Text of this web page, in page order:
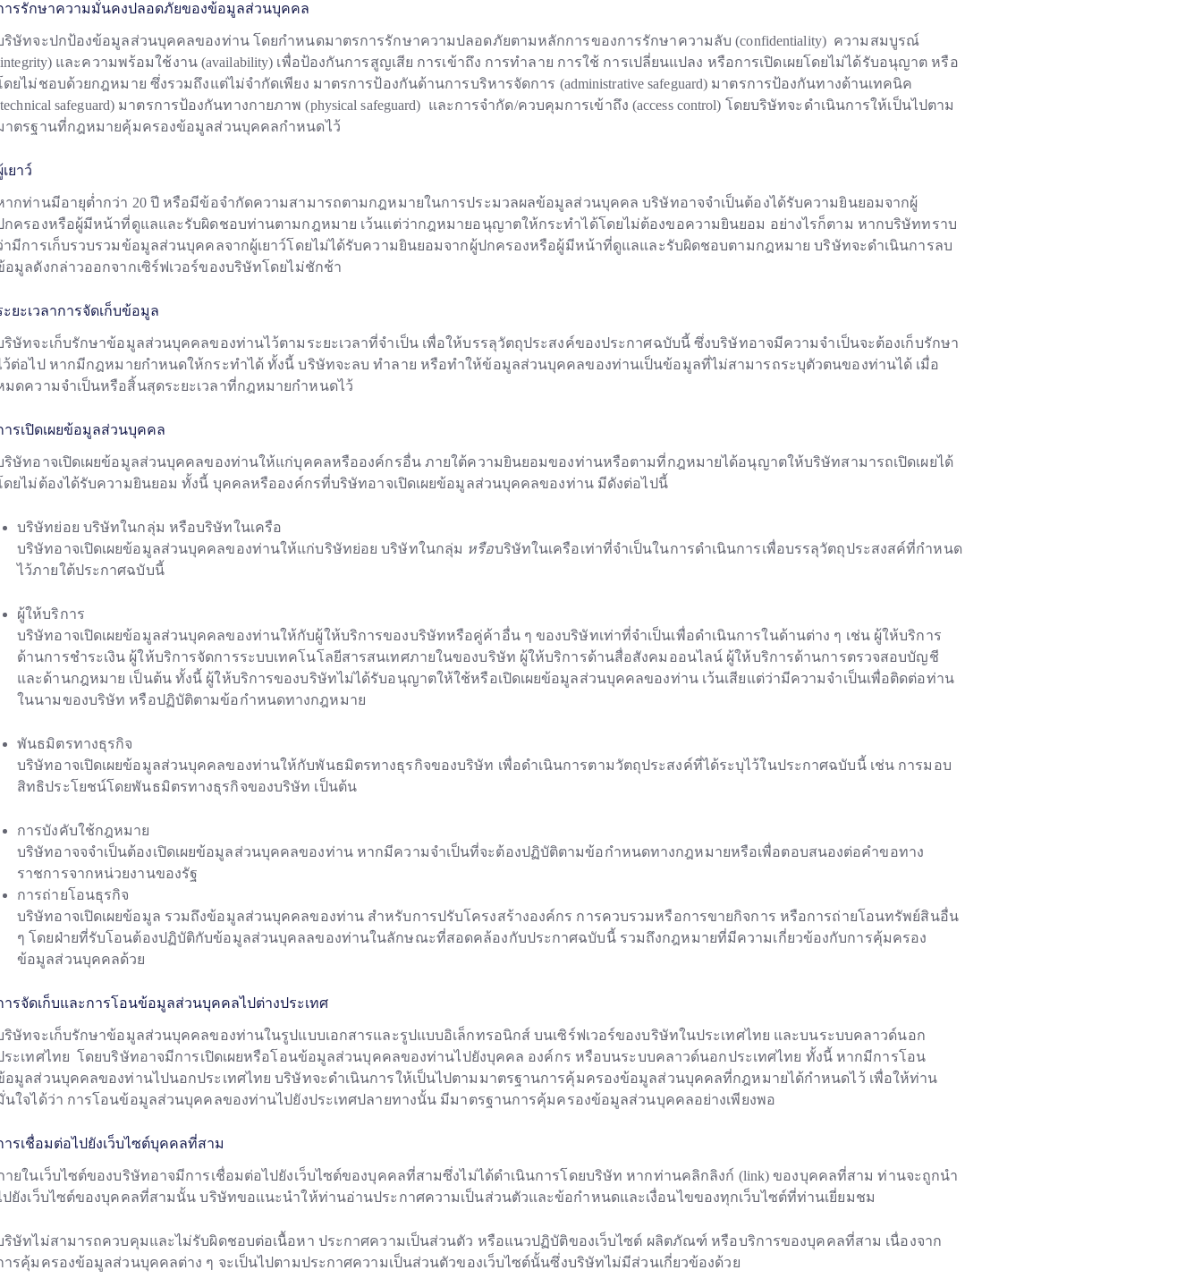
ารรักษาความมั่นคงปลอดภัยของข้อมูลส่วนบุคคล
ริษัทจะปกป้องข้อมูลส่วนบุคคลของท่าน โดยกำหนดมาตรการรักษาความปลอดภัยตามหลักการของการรักษาความลับ (confidentiality) ความสมบูรณ์
และความพร้อมใช้งาน (availability) เพื่อป้องกันการสูญเสีย การเข้าถึง การทำลาย การใช้ การเปลี่ยนแปลง หรือการเปิดเผยโดยไม่ได้รับอนุญาต หรือ
ดยไม่ชอบด้วยกฎหมาย ซึ่งรวมถึงแต่ไม่จำกัดเพียง มาตรการป้องกันด้านการบริหารจัดการ (administrative safeguard) มาตรการป้องกันทางด้านเทคนิค
safeguard) มาตรการป้องกันทางกายภาพ (physical safeguard) และการจำกัด/ควบคุมการเข้าถึง (access control) โดยบริษัทจะดำเนินการให้เป็นไปตาม
าตรฐานที่กฎหมายคุ้มครองข้อมูลส่วนบุคคลกำหนดไว้
เยาว์
ากท่านมีอายุต่ำกว่า 20 ปี หรือมีข้อจำกัดความสามารถตามกฎหมายในการประมวลผลข้อมูลส่วนบุคคล บริษัทอาจจำเป็นต้องได้รับความยินยอมจากผู้
กครองหรือผู้มีหน้าที่ดูแลและรับผิดชอบท่านตามกฎหมาย เว้นแต่ว่ากฎหมายอนุญาตให้กระทำได้โดยไม่ต้องขอความยินยอม อย่างไรก็ตาม หากบริษัททราบ
ามีการเก็บรวบรวมข้อมูลส่วนบุคคลจากผู้เยาว์โดยไม่ได้รับความยินยอมจากผู้ปกครองหรือผู้มีหน้าที่ดูแลและรับผิดชอบตามกฎหมาย บริษัทจะดำเนินการลบ
อมูลดังกล่าวออกจากเซิร์ฟเวอร์ของบริษัทโดยไม่ชักช้า
ะยะเวลาการจัดเก็บข้อมูล
ริษัทจะเก็บรักษาข้อมูลส่วนบุคคลของท่านไว้ตามระยะเวลาที่จำเป็น เพื่อให้บรรลุวัตถุประสงค์ของประกาศฉบับนี้ ซึ่งบริษัทอาจมีความจำเป็นจะต้องเก็บรักษา
ว้ต่อไป หากมีกฎหมายกำหนดให้กระทำได้ ทั้งนี้ บริษัทจะลบ ทำลาย หรือทำให้ข้อมูลส่วนบุคคลของท่านเป็นข้อมูลที่ไม่สามารถระบุตัวตนของท่านได้ เมื่อ
มดความจำเป็นหรือสิ้นสุดระยะเวลาที่กฎหมายกำหนดไว้
ารเปิดเผยข้อมูลส่วนบุคคล
ริษัทอาจเปิดเผยข้อมูลส่วนบุคคลของท่านให้แก่บุคคลหรือองค์กรอื่น ภายใต้ความยินยอมของท่านหรือตามที่กฎหมายได้อนุญาตให้บริษัทสามารถเปิดเผยได้
ดยไม่ต้องได้รับความยินยอม ทั้งนี้ บุคคลหรือองค์กรที่บริษัทอาจเปิดเผยข้อมูลส่วนบุคคลของท่าน มีดังต่อไปนี้
บริษัทย่อย บริษัทในกลุ่ม หรือบริษัทในเครือ
บริษัทอาจเปิดเผยข้อมูลส่วนบุคคลของท่านให้แก่บริษัทย่อย บริษัทในกลุ่ม หรือบริษัทในเครือเท่าที่จำเป็นในการดำเนินการเพื่อบรรลุวัตถุประสงสค์ที่กำหนด
ไว้ภายใต้ประกาศฉบับนี้
ผู้ให้บริการ
บริษัทอาจเปิดเผยข้อมูลส่วนบุคคลของท่านให้กับผู้ให้บริการของบริษัทหรือคู่ค้าอื่น ๆ ของบริษัทเท่าที่จำเป็นเพื่อดำเนินการในด้านต่าง ๆ เช่น ผู้ให้บริการ
ด้านการชำระเงิน ผู้ให้บริการจัดการระบบเทคโนโลยีสารสนเทศภายในของบริษัท ผู้ให้บริการด้านสื่อสังคมออนไลน์ ผู้ให้บริการด้านการตรวจสอบบัญชี
และด้านกฎหมาย เป็นต้น ทั้งนี้ ผู้ให้บริการของบริษัทไม่ได้รับอนุญาตให้ใช้หรือเปิดเผยข้อมูลส่วนบุคคลของท่าน เว้นเสียแต่ว่ามีความจำเป็นเพื่อติดต่อท่าน
ในนามของบริษัท หรือปฏิบัติตามข้อกำหนดทางกฎหมาย
พันธมิตรทางธุรกิจ
บริษัทอาจเปิดเผยข้อมูลส่วนบุคคลของท่านให้กับพันธมิตรทางธุรกิจของบริษัท เพื่อดำเนินการตามวัตถุประสงค์ที่ได้ระบุไว้ในประกาศฉบับนี้ เช่น การมอบ
สิทธิประโยชน์โดยพันธมิตรทางธุรกิจของบริษัท เป็นต้น
การบังคับใช้กฎหมาย
บริษัทอาจจจำเป็นต้องเปิดเผยข้อมูลส่วนบุคคลของท่าน หากมีความจำเป็นที่จะต้องปฏิบัติตามข้อกำหนดทางกฎหมายหรือเพื่อตอบสนองต่อคำขอทาง
ราชการจากหน่วยงานของรัฐ
การถ่ายโอนธุรกิจ
บริษัทอาจเปิดเผยข้อมูล รวมถึงข้อมูลส่วนบุคคลของท่าน สำหรับการปรับโครงสร้างองค์กร การควบรวมหรือการขายกิจการ หรือการถ่ายโอนทรัพย์สินอื่น
ๆ โดยฝ่ายที่รับโอนต้องปฏิบัติกับข้อมูลส่วนบุคลลของท่านในลักษณะที่สอดคล้องกับประกาศฉบับนี้ รวมถึงกฎหมายที่มีความเกี่ยวข้องกับการคุ้มครอง
ข้อมูลส่วนบุคคลด้วย
ารจัดเก็บและการโอนข้อมูลส่วนบุคคลไปต่างประเทศ
ริษัทจะเก็บรักษาข้อมูลส่วนบุคคลของท่านในรูปแบบเอกสารและรูปแบบอิเล็กทรอนิกส์ บนเซิร์ฟเวอร์ของบริษัทในประเทศไทย และบนระบบคลาวด์นอก
ระเทศไทย โดยบริษัทอาจมีการเปิดเผยหรือโอนข้อมูลส่วนบุคคลของท่านไปยังบุคคล องค์กร หรือบนระบบคลาวด์นอกประเทศไทย ทั้งนี้ หากมีการโอน
อมูลส่วนบุคคลของท่านไปนอกประเทศไทย บริษัทจะดำเนินการให้เป็นไปตามมาตรฐานการคุ้มครองข้อมูลส่วนบุคคลที่กฎหมายได้กำหนดไว้ เพื่อให้ท่าน
นใจได้ว่า การโอนข้อมูลส่วนบุคคลของท่านไปยังประเทศปลายทางนั้น มีมาตรฐานการคุ้มครองข้อมูลส่วนบุคคลอย่างเพียงพอ
ารเชื่อมต่อไปยังเว็บไซต์บุคคลที่สาม
ายในเว็บไซต์ของบริษัทอาจมีการเชื่อมต่อไปยังเว็บไซต์ของบุคคลที่สามซึ่งไม่ได้ดำเนินการโดยบริษัท หากท่านคลิกลิงก์ (link) ของบุคคลที่สาม ท่านจะถูกนำ
ปยังเว็บไซต์ของบุคคลที่สามนั้น บริษัทขอแนะนำให้ท่านอ่านประกาศความเป็นส่วนตัวและข้อกำหนดและเงื่อนไขของทุกเว็บไซต์ที่ท่านเยี่ยมชม
ริษัทไม่สามารถควบคุมและไม่รับผิดชอบต่อเนื้อหา ประกาศความเป็นส่วนตัว หรือแนวปฏิบัติของเว็บไซต์ ผลิตภัณฑ์ หรือบริการของบุคคลที่สาม เนื่องจาก
ารคุ้มครองข้อมูลส่วนบุคคลต่าง ๆ จะเป็นไปตามประกาศความเป็นส่วนตัวของเว็บไซต์นั้นซึ่งบริษัทไม่มีส่วนเกี่ยวข้องด้วย